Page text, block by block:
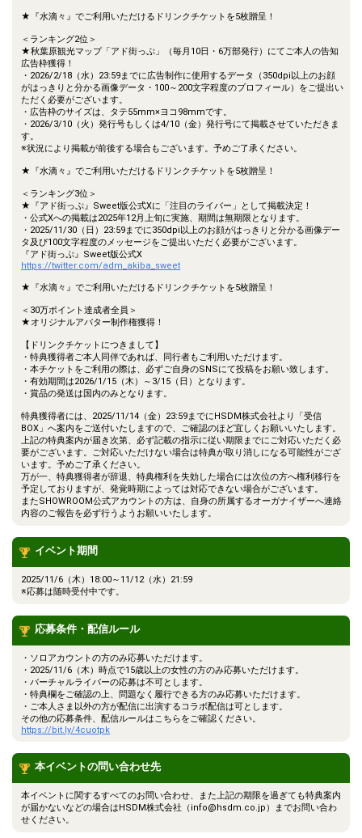
★『水滴々』でご利用いただけるドリンクチケットを5枚贈呈！
＜ランキング2位＞
★秋葉原観光マップ「アド街っぷ」（毎月10日・6万部発行）にてご本人の告知
広告枠獲得！
・2026/2/18（水）23:59までに広告制作に使用するデータ（350dpi以上のお顔
がはっきりと分かる画像データ・100～200文字程度のプロフィール）をご提出い
ただく必要がございます。
・広告枠のサイズは、タテ55mm×ヨコ98mmです。
・2026/3/10（火）発行号もしくは4/10（金）発行号にて掲載させていただきま
す。
※状況により掲載が前後する場合もございます。予めご了承ください。
★『水滴々』でご利用いただけるドリンクチケットを5枚贈呈！
＜ランキング3位＞
★『アド街っぷ』Sweet版公式Xに「注目のライバー」として掲載決定！
・公式Xへの掲載は2025年12月上旬に実施、期間は無期限となります。
・2025/11/30（日）23:59までに350dpi以上のお顔がはっきりと分かる画像デー
タ及び100文字程度のメッセージをご提出いただく必要がございます。
『アド街っぷ』Sweet版公式X
https://twitter.com/adm_akiba_sweet
★『水滴々』でご利用いただけるドリンクチケットを5枚贈呈！
＜30万ポイント達成者全員＞
★オリジナルアバター制作権獲得！
【ドリンクチケットにつきまして】
・特典獲得者ご本人同伴であれば、同行者もご利用いただけます。
・本チケットをご利用の際は、必ずご自身のSNSにて投稿をお願い致します。
・有効期間は2026/1/15（木）～3/15（日）となります。
・賞品の発送は国内のみとなります。
特典獲得者には、2025/11/14（金）23:59までにHSDM株式会社より「受信
BOX」へ案内をご送付いたしますので、ご確認のほど宜しくお願いいたします。
上記の特典案内が届き次第、必ず記載の指示に従い期限までにご対応いただく必
要がございます。ご対応いただけない場合は特典が取り消しになる可能性がござ
います。予めご了承ください。
万が一、特典獲得者が辞退、特典権利を失効した場合には次位の方へ権利移行を
予定しておりますが、発覚時期によっては対応できない場合がございます。
またSHOWROOM公式アカウントの方は、自身の所属するオーガナイザーへ連絡
内容のご報告を必ず行うようお願いいたします。
イベント期間
2025/11/6（木）18:00～11/12（水）21:59
※応募は随時受付中です。
応募条件・配信ルール
・ソロアカウントの方のみ応募いただけます。
・2025/11/6（木）時点で15歳以上の女性の方のみ応募いただけます。
・バーチャルライバーの応募は不可とします。
・特典欄をご確認の上、問題なく履行できる方のみ応募いただけます。
・ご本人さま以外の方が配信に出演するコラボ配信は可とします。
その他の応募条件、配信ルールはこちらをご確認ください。
https://bit.ly/4cuotpk
本イベントの問い合わせ先
本イベントに関するすべてのお問い合わせ、また上記の期限を過ぎても特典案内
が届かないなどの場合はHSDM株式会社（info@hsdm.co.jp）までお問い合わ
せください。